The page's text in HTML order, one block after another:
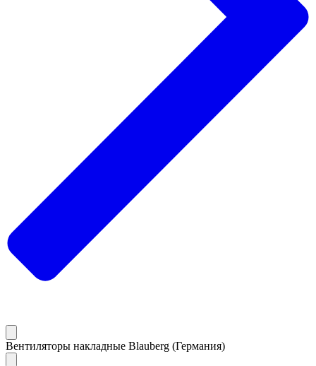
Вентиляторы накладные Blauberg (Германия)